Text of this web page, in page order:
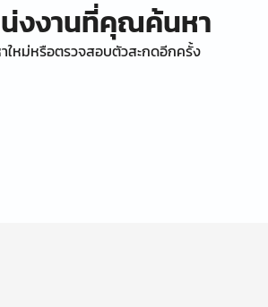
งงานที่คุณค้นหา
ใหม่หรือตรวจสอบตัวสะกดอีกครั้ง